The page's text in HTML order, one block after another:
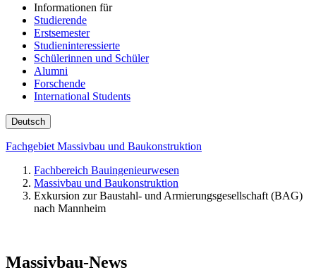
Informationen für
Studierende
Erstsemester
Studieninteressierte
Schülerinnen und Schüler
Alumni
Forschende
International Students
Deutsch
Fachgebiet Massivbau und Baukonstruktion
Fachbereich Bauingenieurwesen
Massivbau und Baukonstruktion
Exkursion zur Baustahl- und Armierungsgesellschaft (BAG)
nach Mannheim
Massivbau-News